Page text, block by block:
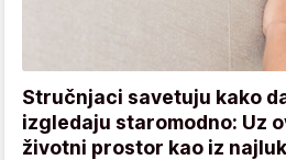
Stručnjaci savetuju kako
izgledaju staromodno: Uz
životni prostor kao iz